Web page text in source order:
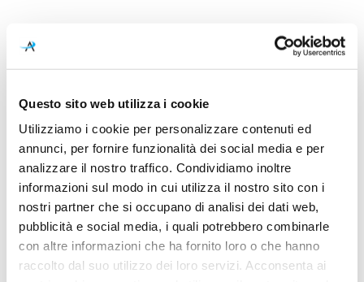
Questo sito web utilizza i cookie
Utilizziamo i cookie per personalizzare contenuti ed
annunci, per fornire funzionalità dei social media e per
analizzare il nostro traffico. Condividiamo inoltre
informazioni sul modo in cui utilizza il nostro sito con i
nostri partner che si occupano di analisi dei dati web,
pubblicità e social media, i quali potrebbero combinarle
con altre informazioni che ha fornito loro o che hanno
raccolto dal suo utilizzo dei loro servizi. Acconsenta ai
Caratteristiche
A2602021NN
3000K
Dimensioni
Ø 80mm - H 270mm
Sorgente luminosa
Led integrato
Potenza e attacco
7W - 3000K - 940Lm - CRI90
Dimmerazione
1-10V
Classe energetica
A++, A+, A